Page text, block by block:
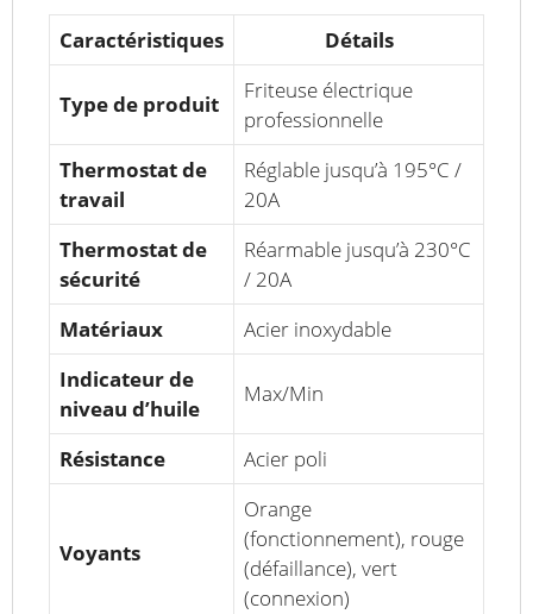
Caractéristiques Détails
Type de produit
Friteuse électrique
professionnelle
Thermostat de
travail
Réglable jusqu’à 195°C /
20A
Thermostat de
sécurité
Réarmable jusqu’à 230°C
/ 20A
Matériaux
Acier inoxydable
Indicateur de
niveau d’huile
Max/Min
Résistance Acier poli
Voyants
Orange
(fonctionnement), rouge
(défaillance), vert
(connexion)